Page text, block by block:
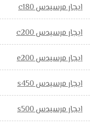
ايجار مرسيدس c180
ايجار مرسيدس c200
ايجار مرسيدس e200
ايجار مرسيدس s450
ايجار مرسيدس s500